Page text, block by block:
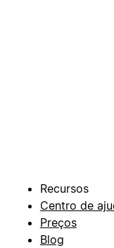
Recursos
Centro de
Preços
Blog